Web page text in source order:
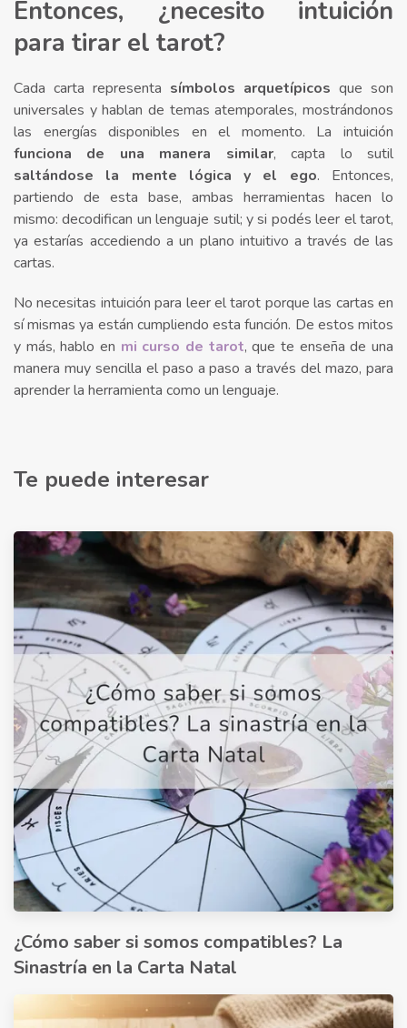
Entonces, ¿necesito intuición
para tirar el tarot?
Cada carta representa símbolos arquetípicos que son
universales y hablan de temas atemporales, mostrándonos
las energías disponibles en el momento. La intuición
funciona de una manera similar, capta lo sutil
saltándose la mente lógica y el ego. Entonces,
partiendo de esta base, ambas herramientas hacen lo
mismo: decodifican un lenguaje sutil; y si podés leer el tarot,
ya estarías accediendo a un plano intuitivo a través de las
cartas.
No necesitas intuición para leer el tarot porque las cartas en
sí mismas ya están cumpliendo esta función. De estos mitos
y más, hablo en mi curso de tarot, que te enseña de una
manera muy sencilla el paso a paso a través del mazo, para
aprender la herramienta como un lenguaje.
Te puede interesar
¿Cómo saber si somos compatibles? La
Sinastría en la Carta Natal